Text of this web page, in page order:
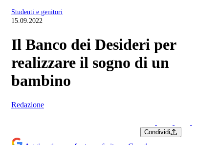
Studenti e genitori
15.09.2022
Il Banco dei Desideri per
realizzare il sogno di un
bambino
Redazione
Condividi